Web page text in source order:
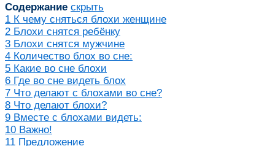
Содержание скрыть
1 К чему сняться блохи женщине
2 Блохи снятся ребёнку
3 Блохи снятся мужчине
4 Количество блох во сне:
5 Какие во сне блохи
6 Где во сне видеть блох
7 Что делают с блохами во сне?
8 Что делают блохи?
9 Вместе с блохами видеть:
10 Важно!
11 Предложение